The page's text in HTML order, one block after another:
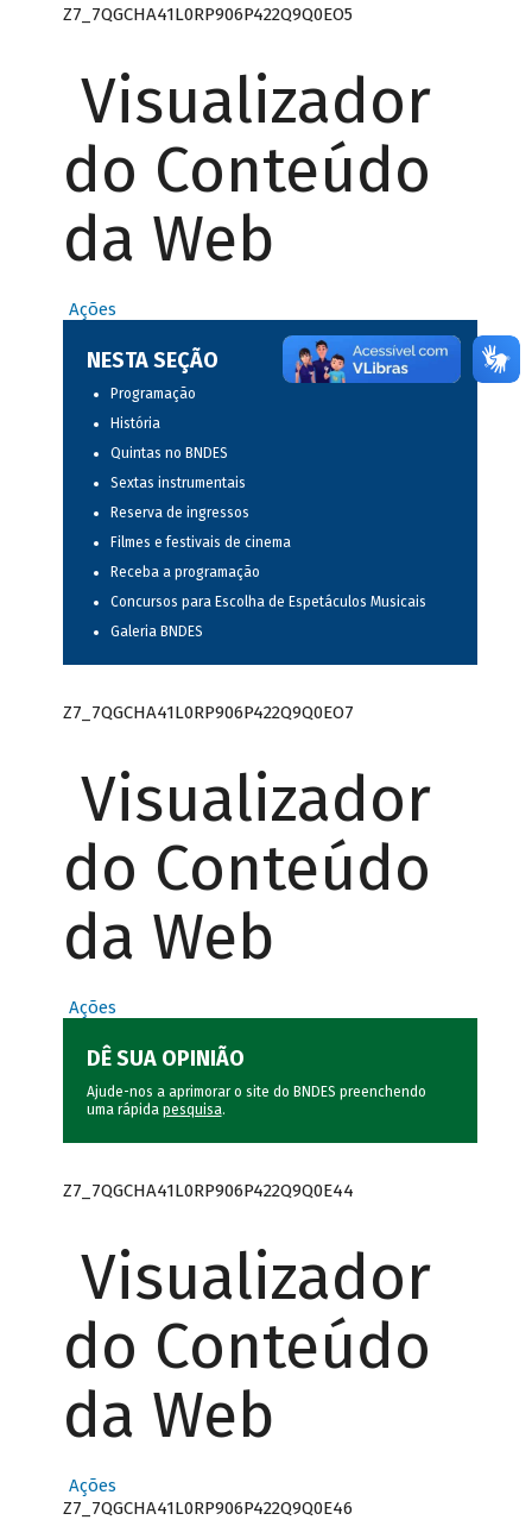
Z7_7QGCHA41L0RP906P422Q9Q0EO5
Visualizador
do Conteúdo
da Web
Ações
NESTA SEÇÃO
Programação
História
Quintas no BNDES
Sextas instrumentais
Reserva de ingressos
Filmes e festivais de cinema
Receba a programação
Concursos para Escolha de Espetáculos Musicais
Galeria BNDES
Z7_7QGCHA41L0RP906P422Q9Q0EO7
Visualizador
do Conteúdo
da Web
Ações
DÊ SUA OPINIÃO
Ajude-nos a aprimorar o site do BNDES preenchendo
uma rápida pesquisa.
Z7_7QGCHA41L0RP906P422Q9Q0E44
Visualizador
do Conteúdo
da Web
Ações
Z7_7QGCHA41L0RP906P422Q9Q0E46